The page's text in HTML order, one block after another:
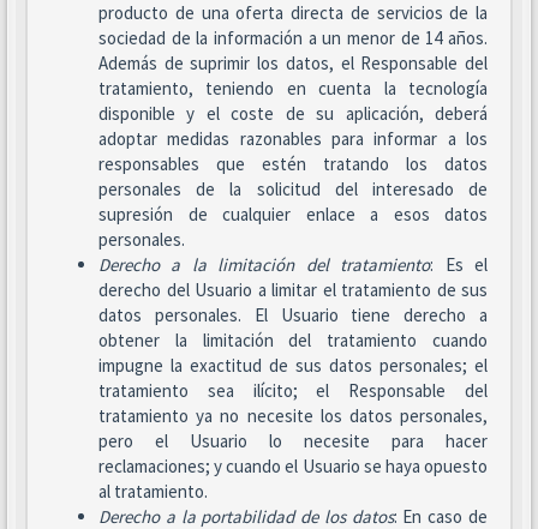
producto de una oferta directa de servicios de la
sociedad de la información a un menor de 14 años.
Además de suprimir los datos, el Responsable del
tratamiento, teniendo en cuenta la tecnología
disponible y el coste de su aplicación, deberá
adoptar medidas razonables para informar a los
responsables que estén tratando los datos
personales de la solicitud del interesado de
supresión de cualquier enlace a esos datos
personales.
Derecho a la limitación del tratamiento: Es el
derecho del Usuario a limitar el tratamiento de sus
datos personales. El Usuario tiene derecho a
obtener la limitación del tratamiento cuando
impugne la exactitud de sus datos personales; el
tratamiento sea ilícito; el Responsable del
tratamiento ya no necesite los datos personales,
pero el Usuario lo necesite para hacer
reclamaciones; y cuando el Usuario se haya opuesto
al tratamiento.
Derecho a la portabilidad de los datos: En caso de